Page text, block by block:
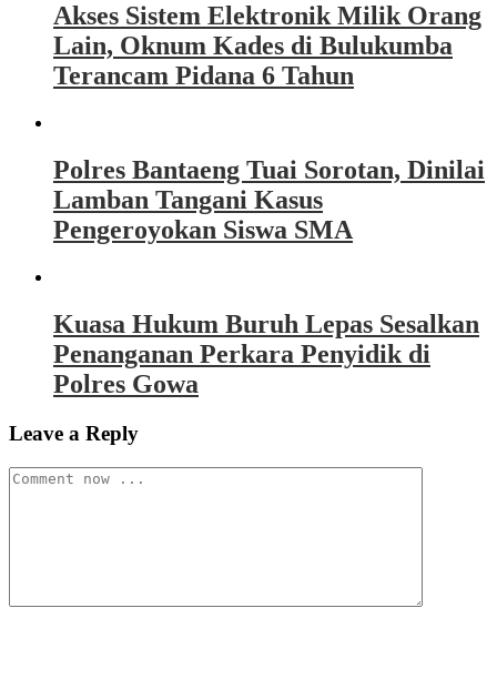
Akses Sistem Elektronik Milik Orang
Lain, Oknum Kades di Bulukumba
Terancam Pidana 6 Tahun
Polres Bantaeng Tuai Sorotan, Dinilai
Lamban Tangani Kasus
Pengeroyokan Siswa SMA
Kuasa Hukum Buruh Lepas Sesalkan
Penanganan Perkara Penyidik di
Polres Gowa
Leave a Reply